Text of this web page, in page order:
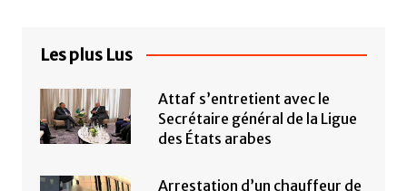
Les plus Lus
Attaf s’entretient avec le
Secrétaire général de la Ligue
des États arabes
Arrestation d’un chauffeur de